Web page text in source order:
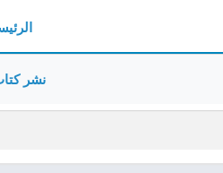
نشر